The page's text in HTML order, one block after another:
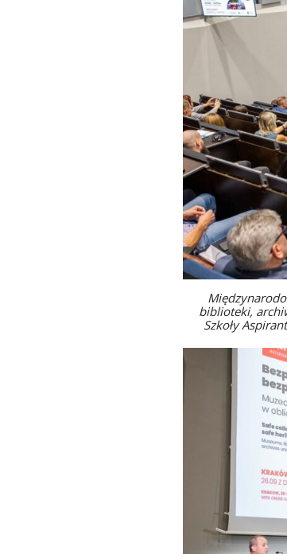
biblioteki,
Szkoły